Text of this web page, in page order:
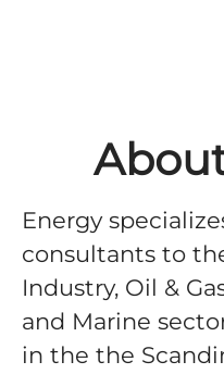
Energy
consultants to
Industry, Oil &
and Marine
in the the